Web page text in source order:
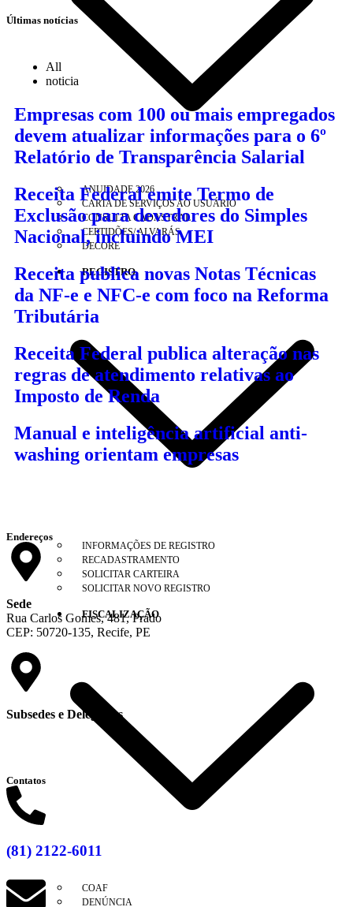
ANUIDADE 2026
CARTA DE SERVIÇOS AO USUÁRIO
CONSULTA CADASTRAL
CERTIDÕES/ ALVARÁS
DECORE
REGISTRO
INFORMAÇÕES DE REGISTRO
RECADASTRAMENTO
SOLICITAR CARTEIRA
SOLICITAR NOVO REGISTRO
FISCALIZAÇÃO
COAF
DENÚNCIA
Últimas notícias
All
noticia
Empresas com 100 ou mais empregados
devem atualizar informações para o 6º
Relatório de Transparência Salarial
Receita Federal emite Termo de
Exclusão para devedores do Simples
Nacional, incluindo MEI
Receita publica novas Notas Técnicas
da NF-e e NFC-e com foco na Reforma
Tributária
Receita Federal publica alteração nas
regras de atendimento relativas ao
Imposto de Renda
Manual e inteligência artificial anti-
washing orientam empresas
Endereços
Sede
Rua Carlos Gomes, 481, Prado
CEP: 50720-135, Recife, PE
Subsedes e Delegacias
Contatos
(81) 2122-6011